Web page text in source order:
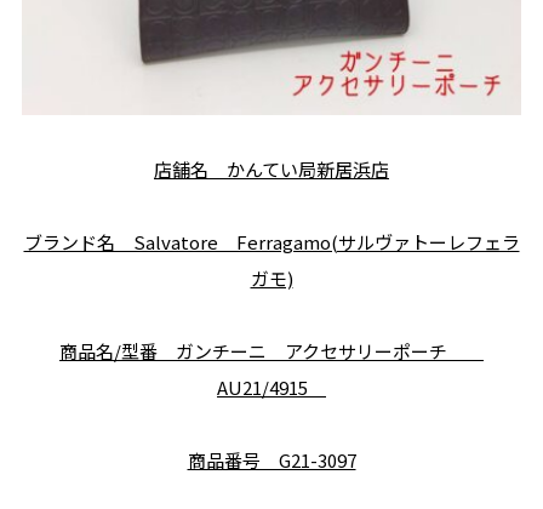
店舗名 かんてい局新居浜店
ブランド名 Salvatore Ferragamo(サルヴァトーレフェラ
ガモ)
商品名/型番 ガンチーニ アクセサリーポーチ
AU21/4915
商品番号 G21-3097